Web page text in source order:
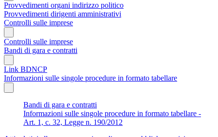
Provvedimenti organi indirizzo politico
Provvedimenti dirigenti amministrativi
Controlli sulle imprese
Controlli sulle imprese
Bandi di gara e contratti
Link BDNCP
Informazioni sulle singole procedure in formato tabellare
Bandi di gara e contratti
Informazioni sulle singole procedure in formato tabellare -
Art. 1, c. 32, Legge n. 190/2012